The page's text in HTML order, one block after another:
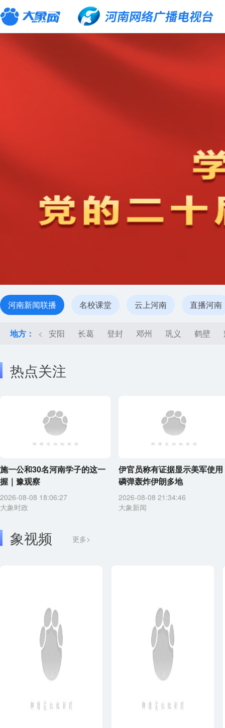
河南新闻联播 名校课堂 云上河南 直播河南
地方： < 安阳 长葛 登封 邓州 巩义 鹤壁
热点关注
施一公和30名河南学子的这一
握｜豫观察
2026-08-08 18:06:27
大象时政
伊官员称有证据显示美军使用
磷弹轰炸伊朗多地
2026-08-08 21:34:46
大象新闻
象视频 更多>